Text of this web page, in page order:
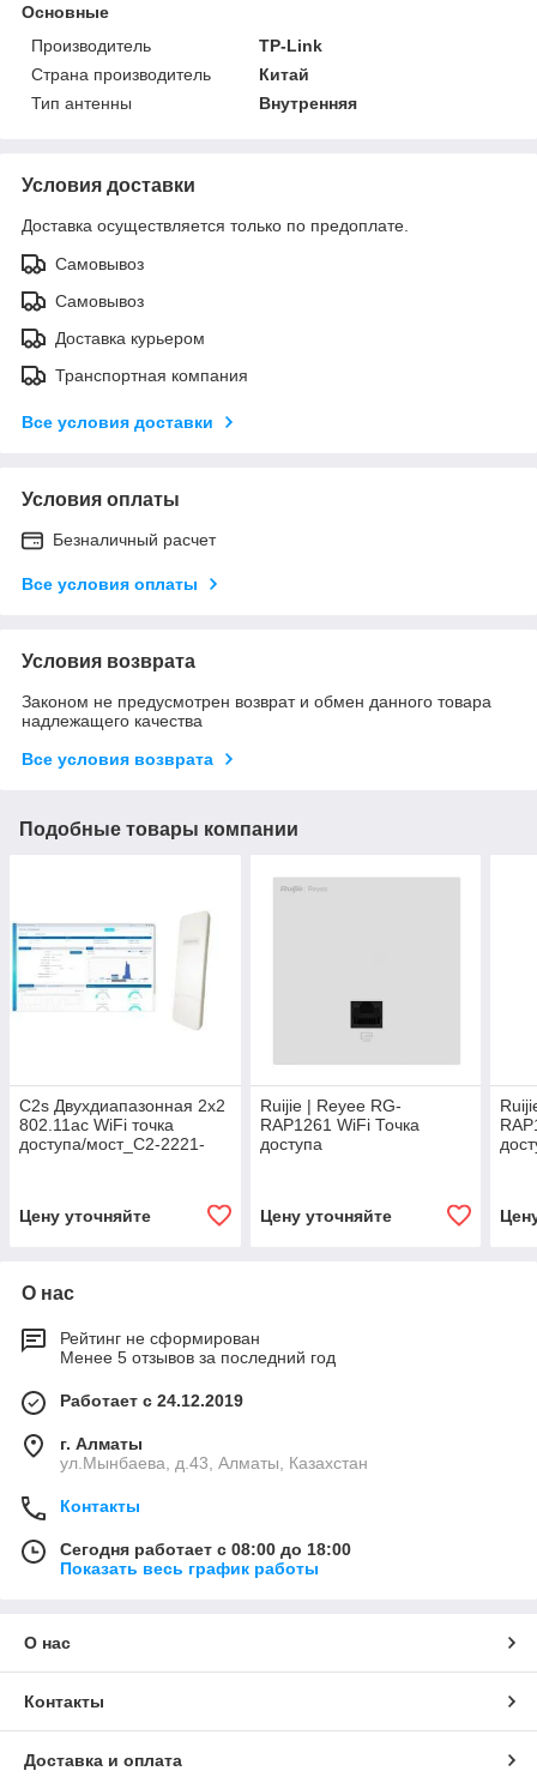
Основные
Производитель
TP-Link
Страна производитель
Китай
Тип антенны
Внутренняя
Условия доставки
Доставка осуществляется только по предоплате.
Самовывоз
Самовывоз
Доставка курьером
Транспортная компания
Все условия доставки
Условия оплаты
Безналичный расчет
Все условия оплаты
Условия возврата
Законом не предусмотрен возврат и обмен данного товара
надлежащего качества
Все условия возврата
Подобные товары компании
C2s Двухдиапазонная 2x2
802.11ac WiFi точка
доступа/мост_C2-2221-
Цену уточняйте
Ruijie | Reyee RG-
RAP1261 WiFi Точка
доступа
Цену уточняйте
О нас
Рейтинг не сформирован
Менее 5 отзывов за последний год
Работает с 24.12.2019
г. Алматы
ул.Мынбаева, д.43, Алматы, Казахстан
Контакты
Сегодня работает с 08:00 до 18:00
Показать весь график работы
О нас
Контакты
Доставка и оплата